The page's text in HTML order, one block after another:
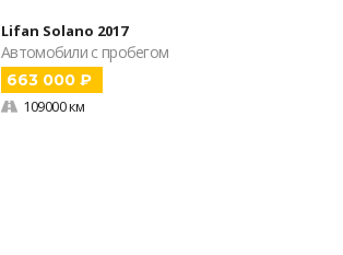
Lifan Solano 2017
Автомобили с пробегом
663 000 ₽
109000 км